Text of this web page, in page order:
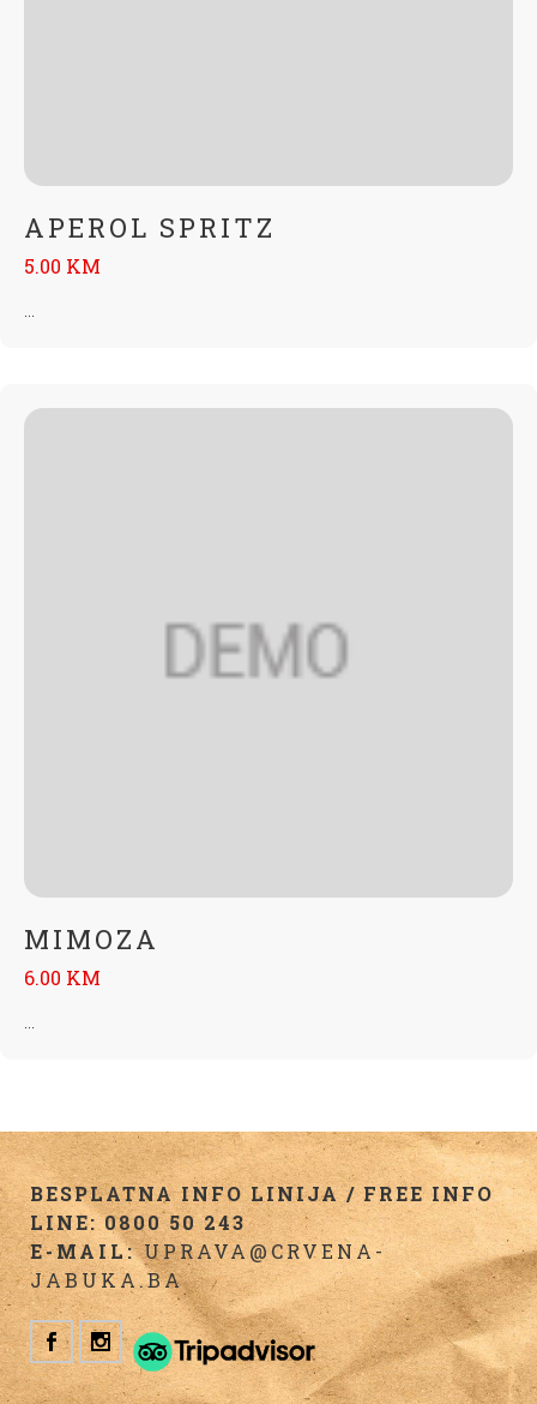
APEROL SPRITZ
5.00 KM
MIMOZA
6.00 KM
BESPLATNA INFO LINIJA / FREE INFO
LINE: 0800 50 243
E-MAIL:UPRAVA@CRVENA-
JABUKA.BA